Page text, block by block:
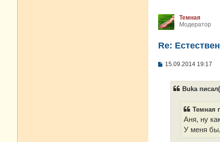
Темная
Модератор
Re:
С15.09.2014 19:17
Buka
Темная
Аня, ну
У меня